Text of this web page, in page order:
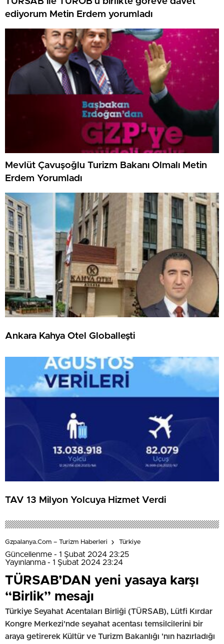
ediyorum Metin Erdem yorumladı
Mevlüt Çavuşoğlu Turizm Bakanı Olmalı Metin
Erdem Yorumladı
Ankara Kahya Otel Globalleşti
TAV 13 Milyon Yolcuya Hizmet Verdi
Gzpalanya.com – Turizm Haberleri Türkiye
Güncellenme - 1 Şubat 2024 23:25
Yayınlanma - 1 Şubat 2024 23:24
TÜRSAB’DAN yeni yasaya karşı
“Birlik” mesajı
Türkiye Seyahat Acentaları Birliği (TÜRSAB), Lütfi Kırdar
Kongre Merkezi'nde seyahat acentası temsilcilerini bir
araya getirerek Kültür ve Turizm Bakanlığı 'nın hazırladığı